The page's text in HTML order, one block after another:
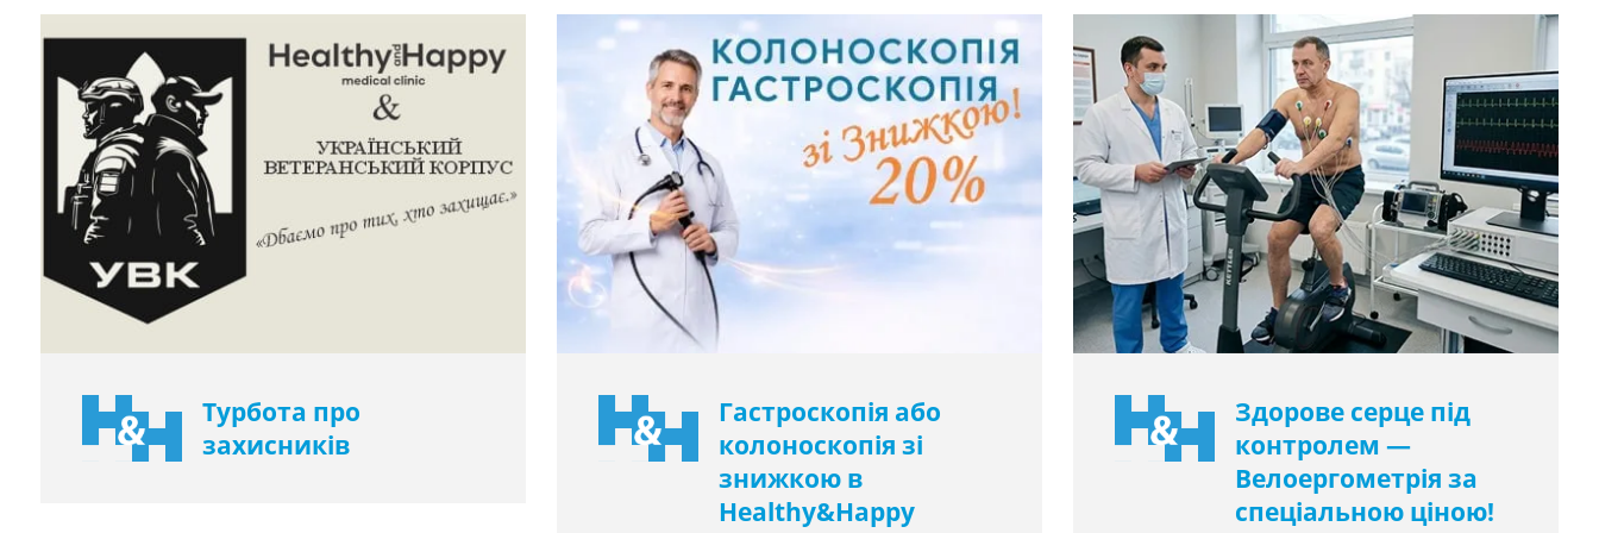
Турбота про
захисників
Гастроскопія або
колоноскопія зі
знижкою в
Healthy&Happy
Здорове серце під
контролем —
Велоергометрія за
спеціальною ціною!